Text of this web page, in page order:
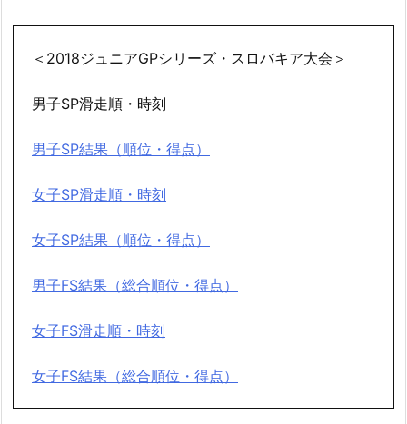
＜2018ジュニアGPシリーズ・スロバキア大会＞
男子SP滑走順・時刻
男子SP結果（順位・得点）
女子SP滑走順・時刻
女子SP結果（順位・得点）
男子FS結果（総合順位・得点）
女子FS滑走順・時刻
女子FS結果（総合順位・得点）